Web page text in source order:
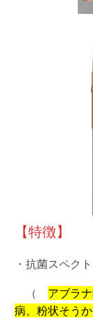
【特徴】
・抗菌スペク
（ アブラ
病、粉状そう